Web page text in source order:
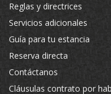
Reglas y directrices
Servicios adicionales
Guía para tu estancia
Reserva directa
Contáctanos
Cláusulas contrato por